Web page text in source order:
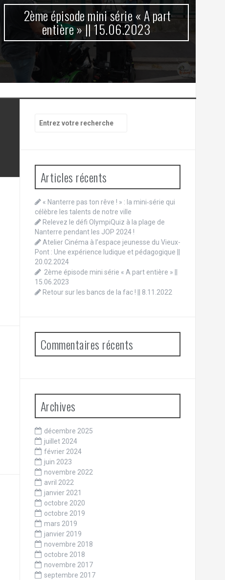
2ème épisode mini série « A part
entière » || 15.06.2023
Recherche
pour
Articles récents
« Nanterre pas ton rêve ! » : la mini‑série qui
célèbre les talents de notre ville
Relevez le défi OlympiQuiz à la plage de
Nanterre pendant les JOP 2024 !
Atelier Cinéma à l’espace jeunesse du Vieux-
Pont : Une expérience ludique et pédagogique ||
20.02.2024
2ème épisode mini série « A part entière » ||
15.06.2023
Retour sur les bancs de la fac ! || 8.11.2022
Commentaires récents
Archives
décembre 2025
juillet 2024
février 2024
juin 2023
novembre 2022
avril 2022
janvier 2021
octobre 2020
octobre 2019
mars 2019
janvier 2019
novembre 2018
octobre 2018
novembre 2017
septembre 2017